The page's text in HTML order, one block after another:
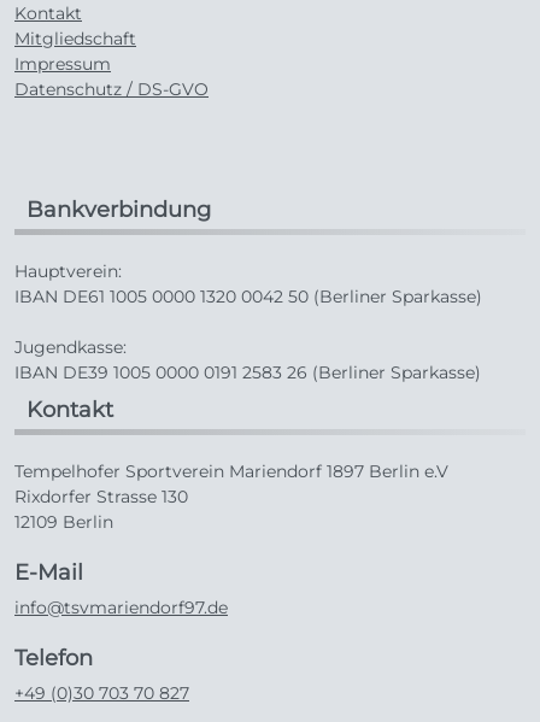
Kontakt
Mitgliedschaft
Impressum
Datenschutz / DS-GVO
Bankverbindung
Hauptverein:
IBAN DE61 1005 0000 1320 0042 50 (Berliner Sparkasse)
Jugendkasse:
IBAN DE39 1005 0000 0191 2583 26 (Berliner Sparkasse)
Kontakt
Tempelhofer Sportverein Mariendorf 1897 Berlin e.V
Rixdorfer Strasse 130
12109 Berlin
E-Mail
info@tsvmariendorf97.de
Telefon
+49 (0)30 703 70 827